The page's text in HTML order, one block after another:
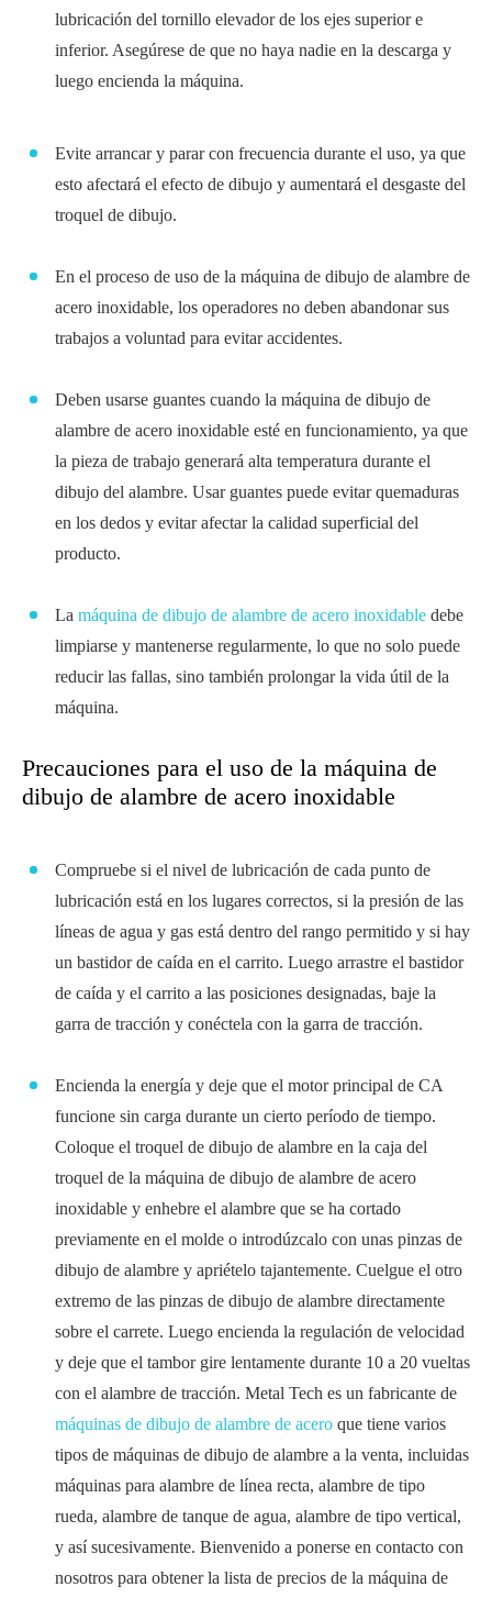
lubricación del tornillo elevador de los ejes superior e
inferior. Asegúrese de que no haya nadie en la descarga y
luego encienda la máquina.
Evite arrancar y parar con frecuencia durante el uso, ya que
esto afectará el efecto de dibujo y aumentará el desgaste del
troquel de dibujo.
En el proceso de uso de la máquina de dibujo de alambre de
acero inoxidable, los operadores no deben abandonar sus
trabajos a voluntad para evitar accidentes.
Deben usarse guantes cuando la máquina de dibujo de
alambre de acero inoxidable esté en funcionamiento, ya que
la pieza de trabajo generará alta temperatura durante el
dibujo del alambre. Usar guantes puede evitar quemaduras
en los dedos y evitar afectar la calidad superficial del
producto.
La máquina de dibujo de alambre de acero inoxidable debe
limpiarse y mantenerse regularmente, lo que no solo puede
reducir las fallas, sino también prolongar la vida útil de la
máquina.
Precauciones para el uso de la máquina de
dibujo de alambre de acero inoxidable
Compruebe si el nivel de lubricación de cada punto de
lubricación está en los lugares correctos, si la presión de las
líneas de agua y gas está dentro del rango permitido y si hay
un bastidor de caída en el carrito. Luego arrastre el bastidor
de caída y el carrito a las posiciones designadas, baje la
garra de tracción y conéctela con la garra de tracción.
Encienda la energía y deje que el motor principal de CA
funcione sin carga durante un cierto período de tiempo.
Coloque el troquel de dibujo de alambre en la caja del
troquel de la máquina de dibujo de alambre de acero
inoxidable y enhebre el alambre que se ha cortado
previamente en el molde o introdúzcalo con unas pinzas de
dibujo de alambre y apriételo tajantemente. Cuelgue el otro
extremo de las pinzas de dibujo de alambre directamente
sobre el carrete. Luego encienda la regulación de velocidad
y deje que el tambor gire lentamente durante 10 a 20 vueltas
con el alambre de tracción. Metal Tech es un fabricante de
máquinas de dibujo de alambre de acero que tiene varios
tipos de máquinas de dibujo de alambre a la venta, incluidas
máquinas para alambre de línea recta, alambre de tipo
rueda, alambre de tanque de agua, alambre de tipo vertical,
y así sucesivamente. Bienvenido a ponerse en contacto con
nosotros para obtener la lista de precios de la máquina de